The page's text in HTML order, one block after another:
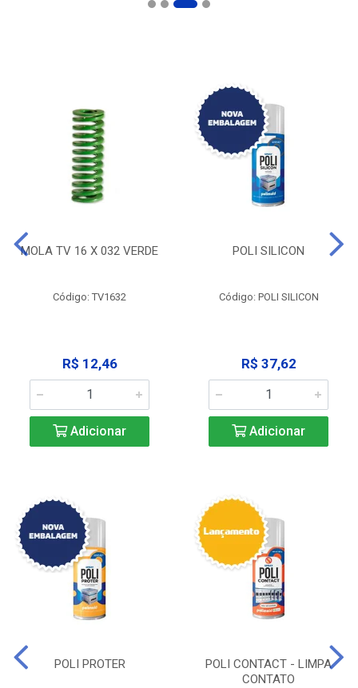
MOLA TV 16 X 032 VERDE
Código: TV1632
R$ 12,46
Adicionar
POLI SILICON
Código: POLI SILICON
R$ 37,62
Adicionar
POLI PROTER
POLI CONTACT - LIMPA
CONTATO